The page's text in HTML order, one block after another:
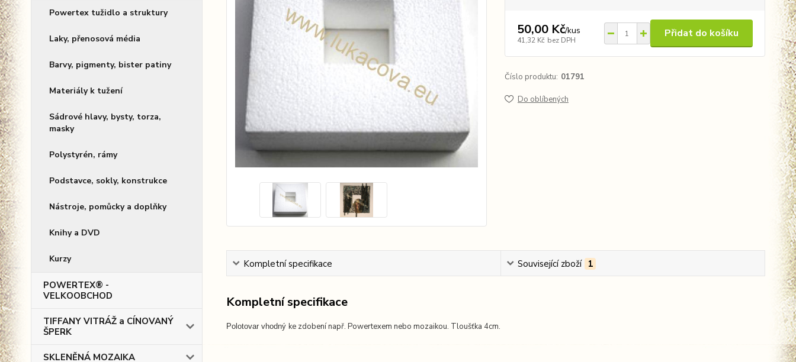
Powertex tužidlo a struktury
Laky, přenosová média
Barvy, pigmenty, bister patiny
Materiály k tužení
Sádrové hlavy, bysty, torza,
masky
Polystyrén, rámy
Podstavce, sokly, konstrukce
Nástroje, pomůcky a doplňky
Knihy a DVD
Kurzy
POWERTEX® -
VELKOOBCHOD
TIFFANY VITRÁŽ a CÍNOVANÝ
ŠPERK
SKLENĚNÁ MOZAIKA
50,00 Kč/kus
41,32 Kč bez DPH
Přidat do košíku
Číslo produktu: 01791
Do oblíbených
Kompletní specifikace Související zboží 1
Kompletní specifikace
Polotovar vhodný ke zdobení např. Powertexem nebo mozaikou. Tloušťka 4cm.